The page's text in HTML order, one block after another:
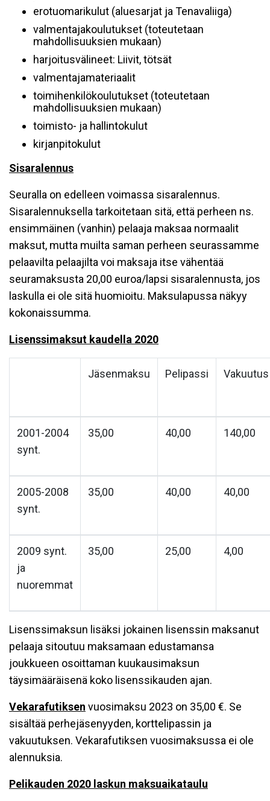
erotuomarikulut (aluesarjat ja Tenavaliiga)
valmentajakoulutukset (toteutetaan
mahdollisuuksien mukaan)
harjoitusvälineet: Liivit, tötsät
valmentajamateriaalit
toimihenkilökoulutukset (toteutetaan
mahdollisuuksien mukaan)
toimisto- ja hallintokulut
kirjanpitokulut
Sisaralennus
Seuralla on edelleen voimassa sisaralennus.
Sisaralennuksella tarkoitetaan sitä, että perheen ns.
ensimmäinen (vanhin) pelaaja maksaa normaalit
maksut, mutta muilta saman perheen seurassamme
pelaavilta pelaajilta voi maksaja itse vähentää
seuramaksusta 20,00 euroa/lapsi sisaralennusta, jos
laskulla ei ole sitä huomioitu. Maksulapussa näkyy
kokonaissumma.
Lisenssimaksut kaudella 2020
Jäsenmaksu Pelipassi Vakuutus
2001-2004
synt.
35,00 40,00 140,00
2005-2008
synt.
35,00 40,00 40,00
2009 synt.
ja
nuoremmat
35,00 25,00 4,00
Lisenssimaksun lisäksi jokainen lisenssin maksanut
pelaaja sitoutuu maksamaan edustamansa
joukkueen osoittaman kuukausimaksun
täysimääräisenä koko lisenssikauden ajan.
Vekarafutiksen vuosimaksu 2023 on 35,00 €. Se
sisältää perhejäsenyyden, korttelipassin ja
vakuutuksen. Vekarafutiksen vuosimaksussa ei ole
alennuksia.
Pelikauden 2020 laskun maksuaikataulu